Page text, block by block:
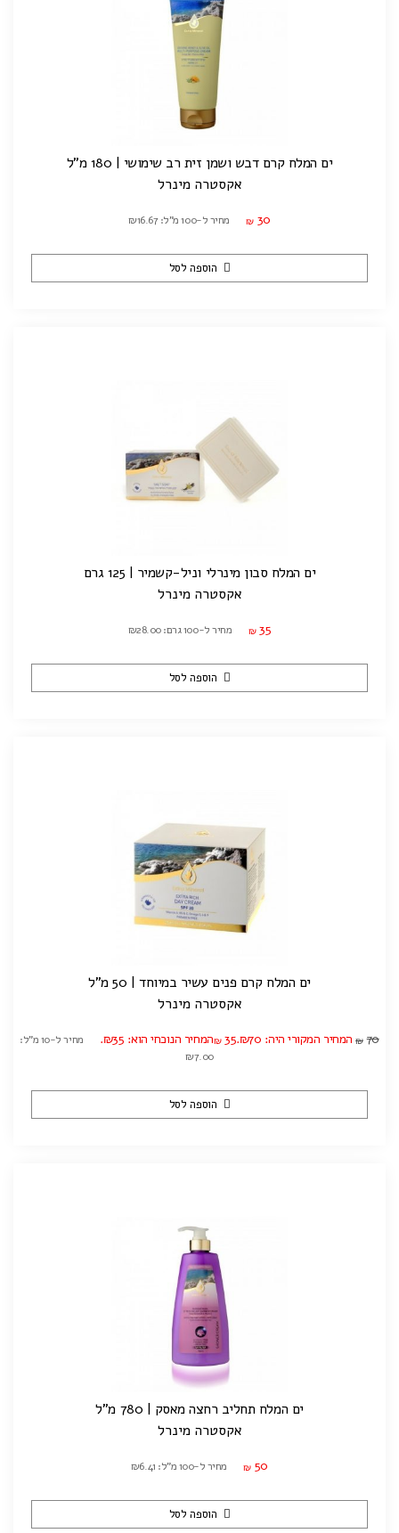
ים המלח קרם דבש ושמן זית רב שימושי | 180 מ"ל
אקסטרה מינרל
₪ 30 מחיר ל-100 מ"ל: ₪16.67
הוספה לסל
ים המלח סבון מינרלי וניל-קשמיר | 125 גרם
אקסטרה מינרל
₪ 35 מחיר ל-100 גרם: ₪28.00
הוספה לסל
ים המלח קרם פנים עשיר במיוחד | 50 מ"ל
אקסטרה מינרל
₪ 70 המחיר המקורי היה: ₪70. ₪ 35 המחיר הנוכחי הוא: ₪35.
מחיר ל-10 מ"ל:
₪7.00
הוספה לסל
ים המלח תחליב רחצה מאסק | 780 מ"ל
אקסטרה מינרל
₪ 50 מחיר ל-100 מ"ל: ₪6.41
הוספה לסל